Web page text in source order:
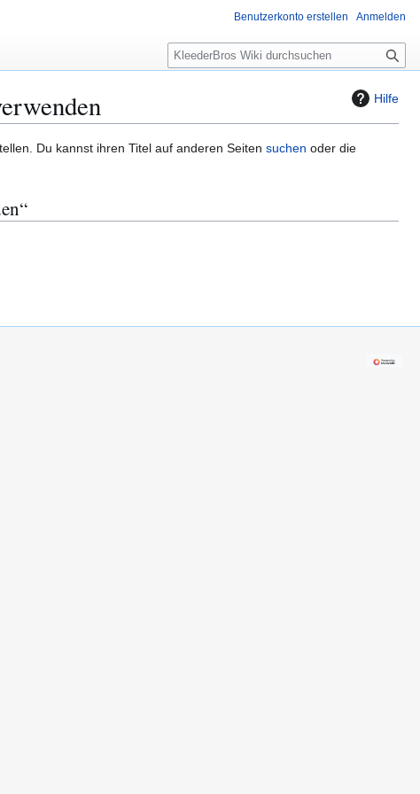
Hilfe
Du kannst ihren Titel auf anderen Seiten suchen oder die
Benutzerkonto erstellen Anmelden
S
u
e